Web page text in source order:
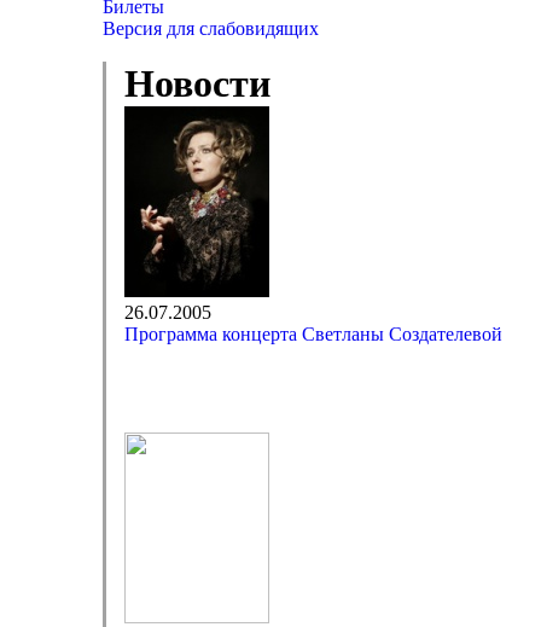
Билеты
Версия для слабовидящих
Новости
26.07.2005
Программа концерта Светланы Создателевой